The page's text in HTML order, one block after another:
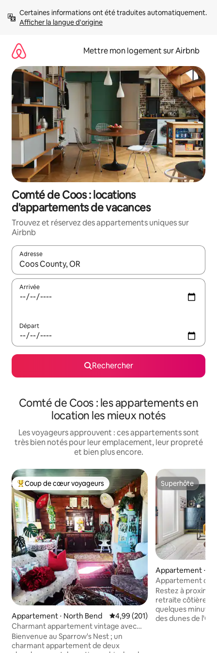
directement
Afficher la langue d'origine
Mettre mon logement sur Airbnb
Comté de Coos : locations
d'appartements de vacances
Trouvez et réservez des appartements uniques sur
Airbnb
Adresse
Lorsque les résultats s'affichent, utilisez les flèches vers le
Arrivée
Départ
Rechercher
Comté de Coos : les appartements en
location les mieux notés
Les voyageurs approuvent : ces appartements sont
très bien notés pour leur emplacement, leur propreté
et bien plus encore.
Coups de cœur voyageurs les plus appréciés
Coup de cœur voyageurs
Appartement ⋅ North Bend Évaluation moyenne sur la
4,99 (201)
Charmant appartement vintage avec
vue sur la baie au centre-ville
Bienvenue au Sparrow's Nest ; un
charmant appartement de deux
Superhôte
Superhôte
Appartement ⋅
Appartement
rénové, animaux
Restez à
retraite côtière
quelques
des dunes de